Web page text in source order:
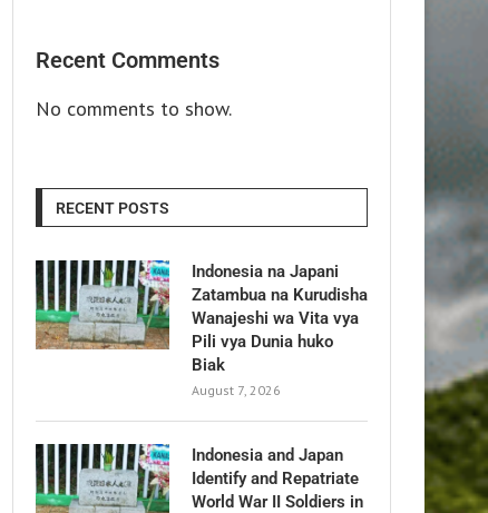
Recent Comments
No comments to show.
RECENT POSTS
Indonesia na Japani
Zatambua na Kurudisha
Wanajeshi wa Vita vya
Pili vya Dunia huko
Biak
August 7, 2026
Indonesia and Japan
Identify and Repatriate
World War II Soldiers in